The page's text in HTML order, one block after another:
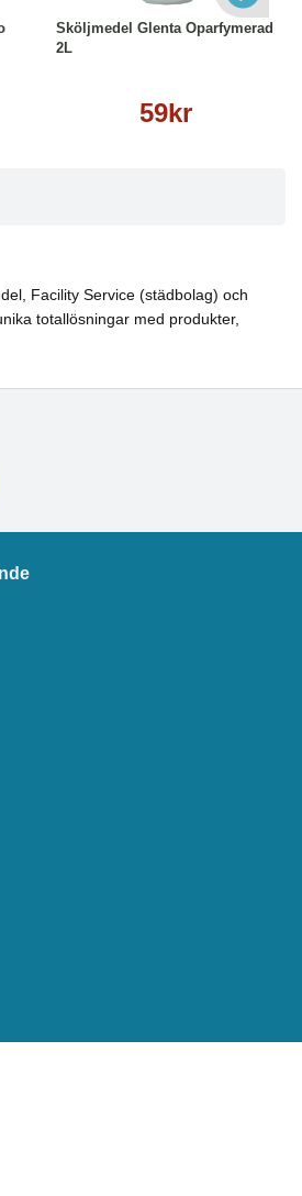
Sköljmedel Glenta Oparfymerad
2L
59kr
Facility Service (städbolag) och
totallösningar med produkter,